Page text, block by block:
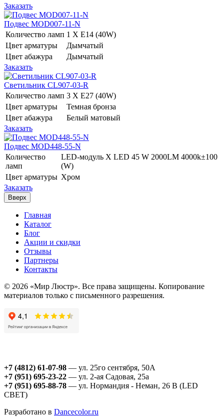
Заказать
Подвес MOD007-11-N
Количество ламп 1 Х E14 (40W)
Цвет арматуры
Дымчатый
Цвет абажура
Дымчатый
Заказать
Светильник CL907-03-R
Количество ламп 3 Х E27 (40W)
Цвет арматуры
Темная бронза
Цвет абажура
Белый матовый
Заказать
Подвес MOD448-55-N
Количество
ламп
LED-модуль Х LED 45 W 2000LM 4000k±100
(W)
Цвет арматуры Хром
Заказать
Вверх
Главная
Каталог
Блог
Акции и скидки
Отзывы
Партнеры
Контакты
© 2026 «Мир Люстр». Все права защищены. Копирование
материалов только с письменного разрешения.
+7 (4812) 61-07-98 — ул. 25го сентября, 50А
+7 (951) 695-23-22 — ул. 2-ая Садовая, 25а
+7 (951) 695-88-78 — ул. Нормандия - Неман, 26 В (LED
СВЕТ)
Разработано в Dancecolor.ru